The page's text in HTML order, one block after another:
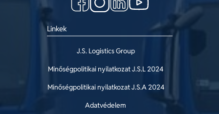
Linkek
J.S. Logistics Group
Minőségpolitikai nyilatkozat J.S.L 2024
Minőségpolitikai nyilatkozat J.S.A 2024
Adatvédelem